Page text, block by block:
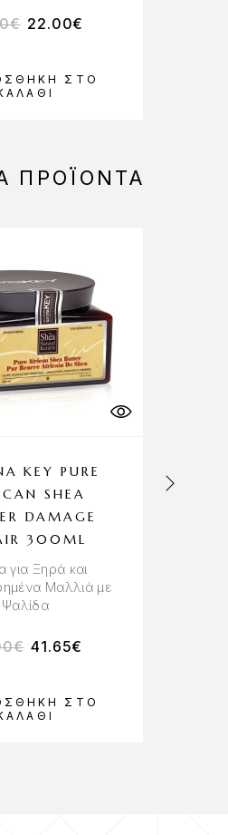
ΣΤΟ
€ 22.00€
ΠΡΟΪΌΝΤΑ
ΣΤΟ
KEY PURE
SHEA
DAMAGE
300ML
για Ξηρά και
Μαλλιά με
Ψαλίδα
€ 41.65€